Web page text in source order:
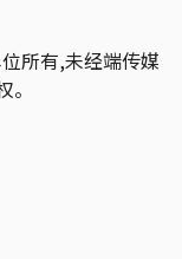
所有,未经端传媒